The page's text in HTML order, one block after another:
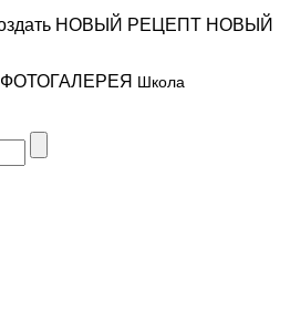
НОВЫЙ РЕЦЕПТ НОВЫЙ
ФОТОГАЛЕРЕЯ Школа